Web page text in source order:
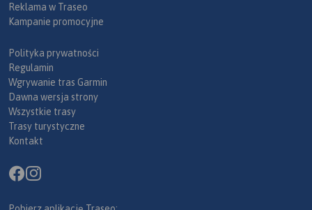
Reklama w Traseo
Kampanie promocyjne
Polityka prywatności
Regulamin
Wgrywanie tras Garmin
Dawna wersja strony
Wszystkie trasy
Trasy turystyczne
Kontakt